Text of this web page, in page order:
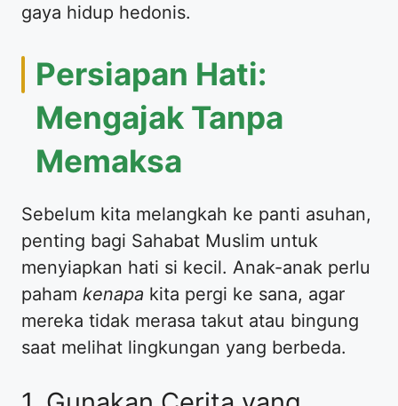
gaya hidup hedonis.
​Persiapan Hati:
Mengajak Tanpa
Memaksa
​Sebelum kita melangkah ke panti asuhan,
penting bagi Sahabat Muslim untuk
menyiapkan hati si kecil. Anak-anak perlu
paham kenapa kita pergi ke sana, agar
mereka tidak merasa takut atau bingung
saat melihat lingkungan yang berbeda.